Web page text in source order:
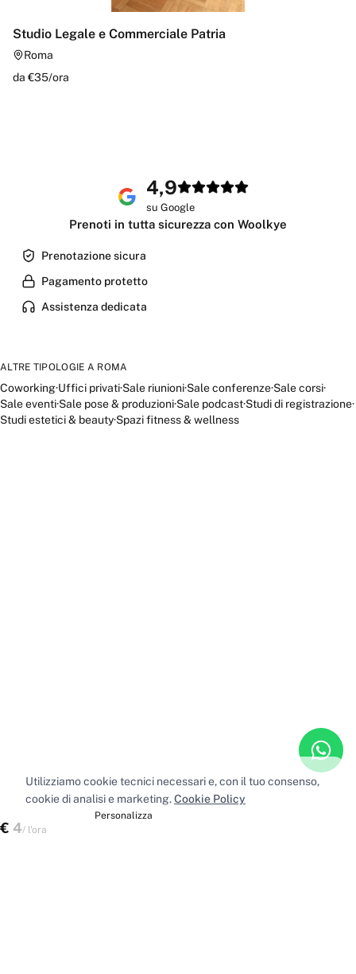
Studio Legale e Commerciale Patria
Roma
da €35/ora
4,9
su Google
Prenoti in tutta sicurezza con Woolkye
Prenotazione sicura
Pagamento protetto
Assistenza dedicata
ALTRE TIPOLOGIE A ROMA
Coworking·Uffici privati·Sale riunioni·Sale conferenze·Sale corsi·
Sale eventi·Sale pose & produzioni·Sale podcast·Studi di registrazione·
Studi estetici & beauty·Spazi fitness & wellness
€ 4/ l'ora
Utilizziamo cookie tecnici necessari e, con il tuo consenso,
cookie di analisi e marketing.Cookie Policy
Personalizza